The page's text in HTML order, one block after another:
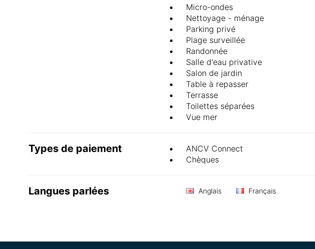
Micro-ondes
Nettoyage - ménage
Parking privé
Plage surveillée
Randonnée
Salle d'eau privative
Salon de jardin
Table à repasser
Terrasse
Toilettes séparées
Vue mer
Types de paiement ANCV Connect
Chèques
Langues parlées Anglais Français